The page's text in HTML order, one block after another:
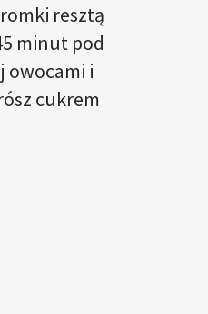
resztą
minut pod
owocami i
cukrem